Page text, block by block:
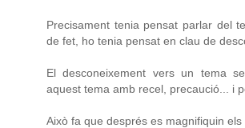
Precisament tenia pensat parlar del
de fet, ho tenia pensat en clau de
El desconeixement vers un tema
aquest tema amb recel, precaució... i
Això fa que després es magnifiquin